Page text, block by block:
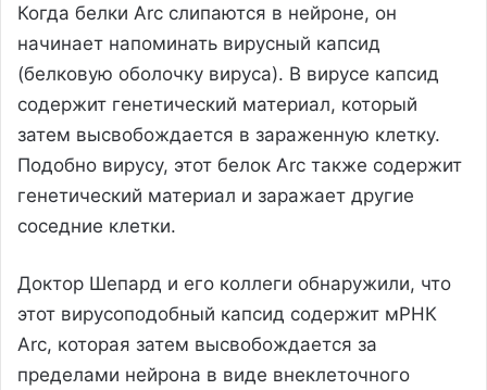
Когда белки Arc слипаются в нейроне, он
начинает напоминать вирусный капсид
(белковую оболочку вируса). В вирусе капсид
содержит генетический материал, который
затем высвобождается в зараженную клетку.
Подобно вирусу, этот белок Arc также содержит
генетический материал и заражает другие
соседние клетки.
Доктор Шепард и его коллеги обнаружили, что
этот вирусоподобный капсид содержит мРНК
Arc, которая затем высвобождается за
пределами нейрона в виде внеклеточного